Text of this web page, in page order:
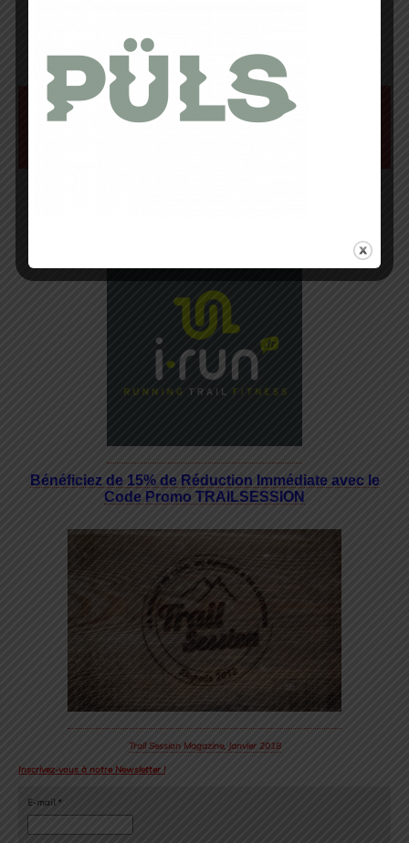
Pour plus d’informations, veuillez consulter le site Internet Altra et suivez-les sur
leurs pagesFacebook Twitter.
Bénéficiez de 15% de Réduction Immédiate avec le
Code Promo TRAILSESSION
Trail Session Magazine, Janvier 2018
Inscrivez-vous à notre Newsletter !
E-mail *